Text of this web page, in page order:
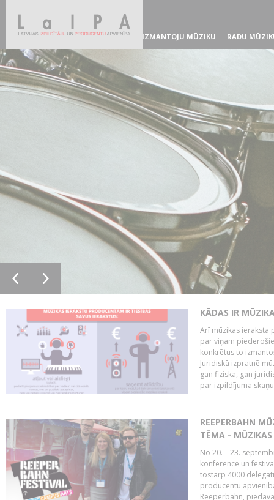
IZMANTOJU MŪZIKU RADU
KĀDAS IR
Arī mūzikas ieraksta
par viņam
konkrētus to
Juridiskā izpratnē
gan fiziska, gan
par izpildījuma
REEPERBAHN
TĒMA -
No 20. – 23.
konference un
tostarp 4000
producentu
Reeperbahn,